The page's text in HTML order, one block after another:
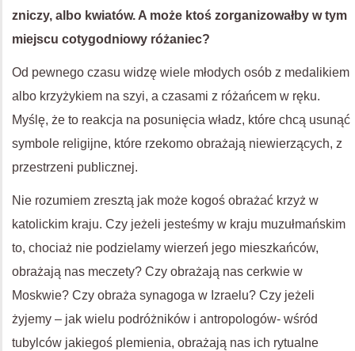
zniczy, albo kwiatów. A może ktoś zorganizowałby w tym
miejscu cotygodniowy różaniec?
Od pewnego czasu widzę wiele młodych osób z medalikiem
albo krzyżykiem na szyi, a czasami z różańcem w ręku.
Myślę, że to reakcja na posunięcia władz, które chcą usunąć
symbole religijne, które rzekomo obrażają niewierzących, z
przestrzeni publicznej.
Nie rozumiem zresztą jak może kogoś obrażać krzyż w
katolickim kraju. Czy jeżeli jesteśmy w kraju muzułmańskim
to, chociaż nie podzielamy wierzeń jego mieszkańców,
obrażają nas meczety? Czy obrażają nas cerkwie w
Moskwie? Czy obraża synagoga w Izraelu? Czy jeżeli
żyjemy – jak wielu podróżników i antropologów- wśród
tubylców jakiegoś plemienia, obrażają nas ich rytualne